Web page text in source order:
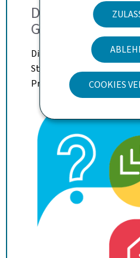
COOKIES
Direkt zum
Guichet.lu
Direkt
einen Termin
Standardangaben und ggf.
Projekt hinterlassen.